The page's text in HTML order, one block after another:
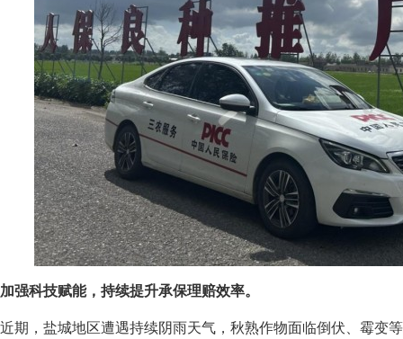
加强科技赋能，持续提升承保理赔效率。
近期，盐城地区遭遇持续阴雨天气，秋熟作物面临倒伏、霉变